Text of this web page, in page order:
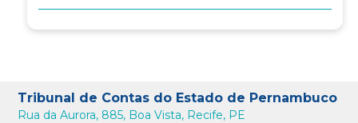
Tribunal de Contas do Estado de Pernambuco
Rua da Aurora, 885, Boa Vista, Recife, PE